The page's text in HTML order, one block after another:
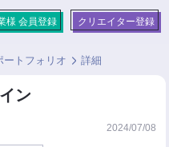
様 会員登録 クリエイター登録
ートフォリオ 詳細
ン
2024/07/08